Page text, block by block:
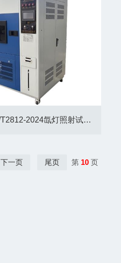
SN-500-GB/T2812-2024氙灯照射试验箱
下一页 尾页 第 10 页